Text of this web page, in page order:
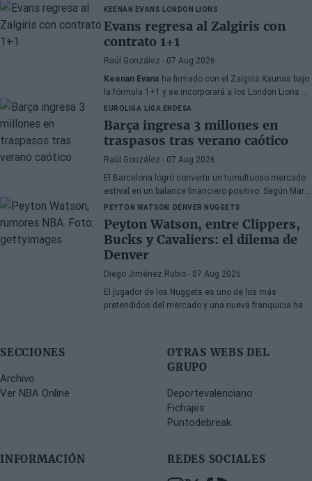
Cleveland Cavaliers y Detroit Pistons estarían
interesados en hacerse con sus servicios
KEENAN EVANS LONDON LIONS
Evans regresa al Zalgiris con
contrato 1+1
Raúl González - 07 Aug 2026
Keenan Evans ha firmado con el Zalgiris Kaunas bajo
la fórmula 1+1 y se incorporará a los London Lions en
calidad de cedido durante la temporada 2026/27. El
base estadounidense continúa su proceso de
recuperación tras las lesiones sufridas en los
últimos meses.
EUROLIGA LIGA ENDESA
Barça ingresa 3 millones en
traspasos tras verano caótico
Raúl González - 07 Aug 2026
El Barcelona logró convertir un tumultuoso mercado
estival en un balance financiero positivo. Según Marc
Mundet, la sección azulgrana ingresó cerca de tres
millones de euros procedentes de salidas de
jugadores, a pesar de un proceso de transferencias
marcado por la incertidumbre y los cambios de
última hora.
PEYTON WATSON DENVER NUGGETS
Peyton Watson, entre Clippers,
Bucks y Cavaliers: el dilema de
Denver
Diego Jiménez Rubio - 07 Aug 2026
El jugador de los Nuggets es uno de los más
pretendidos del mercado y una nueva franquicia ha
SECCIONES
Archivo
Ver NBA Online
OTRAS WEBS DEL
GRUPO
Deportevalenciano
Fichajes
Puntodebreak
INFORMACIÓN
REDES SOCIALES